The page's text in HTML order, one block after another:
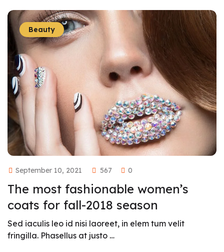
Beauty
September 10, 2021 567 0
The most fashionable women’s
coats for fall-2018 season
Sed iaculis leo id nisi laoreet, in elem tum velit
fringilla. Phasellus at justo …